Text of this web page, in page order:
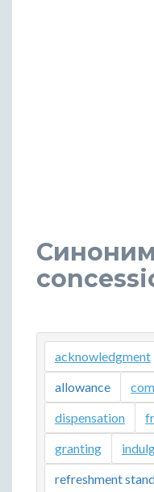
acknowledgment
allowance
dispensation
granting
refreshment